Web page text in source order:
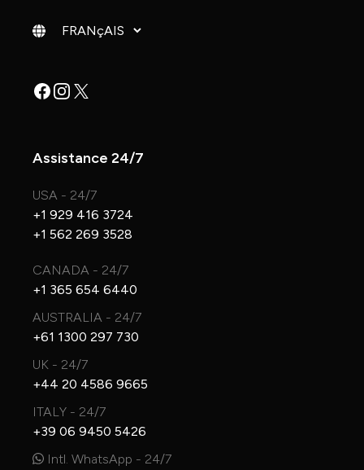
Changer de langue
Facebook
Instagram
X
Assistance 24/7
USA - 24/7
+1 929 416 3724
+1 562 269 3528
CANADA - 24/7
+1 365 654 6440
AUSTRALIA - 24/7
+61 1300 297 730
UK - 24/7
+44 20 4586 9665
ITALY - 24/7
+39 06 9450 5426
Intl. WhatsApp - 24/7